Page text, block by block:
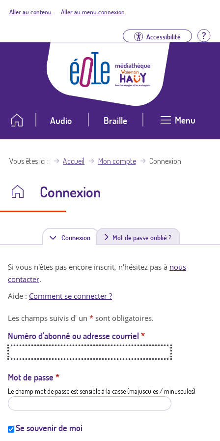
Aller au contenu Aller au menu connexion
Accessibilité
Audio Braille Menu
Vous êtes ici Accueil Mon compte Connexion
Connexion
Connexion(
n
t
a
t
i
Mot de passe oublié ?
Si vous n'êtes pas encore inscrit, n'hésitez pas à nous
contacter.
Aide : Comment se connecter ?
Les champs suivis d' un * sont obligatoires.
Numéro d'abonné ou adresse courriel *
Mot de passe *
Le champ mot de passe est sensible à la casse (majuscules / minuscules)
Se souvenir de moi